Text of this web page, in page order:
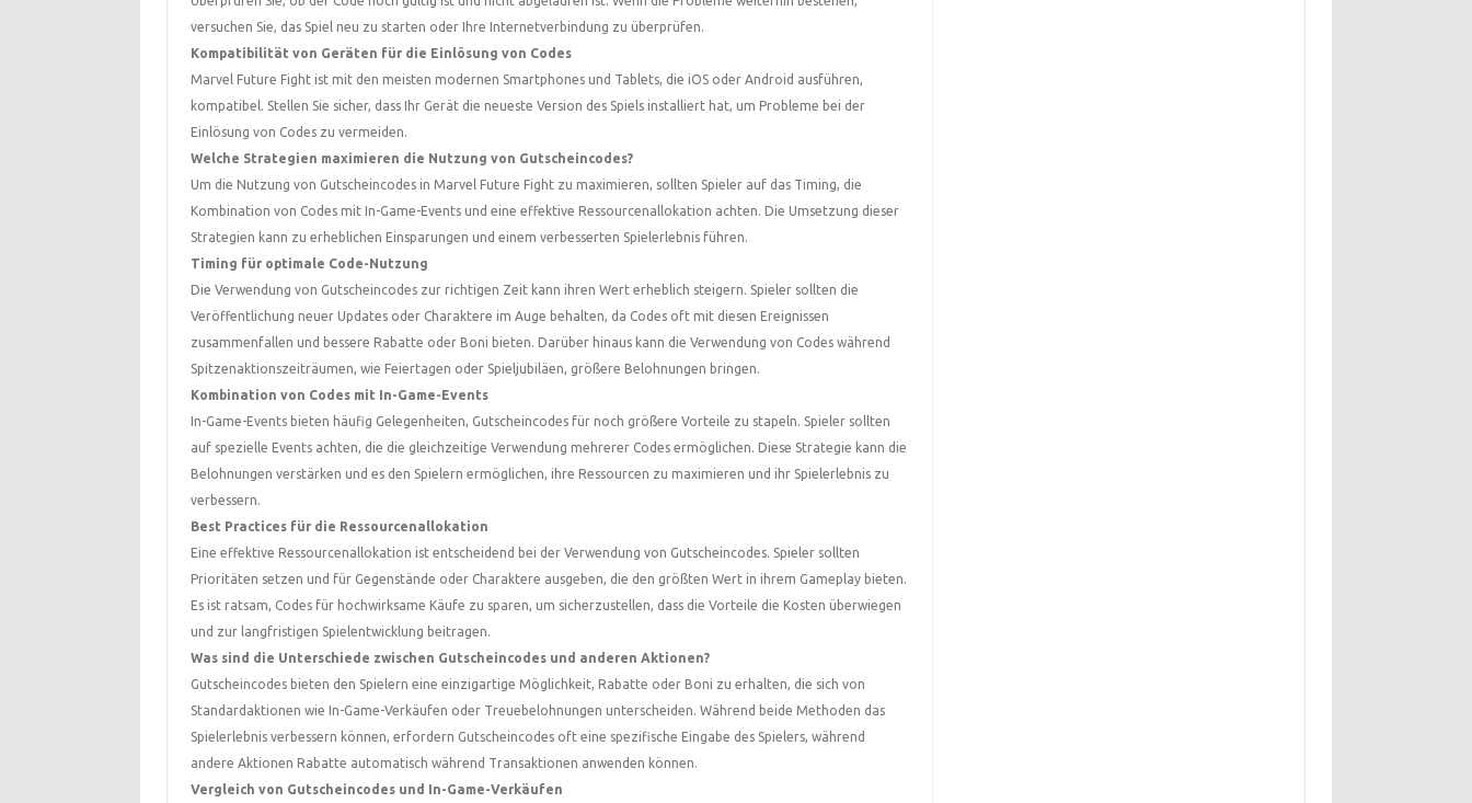
versuchen Sie, das Spiel neu zu starten oder Ihre Internetverbindung zu überprüfen.
Kompatibilität von Geräten für die Einlösung von Codes
Marvel Future Fight ist mit den meisten modernen Smartphones und Tablets, die iOS oder Android ausführen,
kompatibel. Stellen Sie sicher, dass Ihr Gerät die neueste Version des Spiels installiert hat, um Probleme bei der
Einlösung von Codes zu vermeiden.
Welche Strategien maximieren die Nutzung von Gutscheincodes?
Um die Nutzung von Gutscheincodes in Marvel Future Fight zu maximieren, sollten Spieler auf das Timing, die
Kombination von Codes mit In-Game-Events und eine effektive Ressourcenallokation achten. Die Umsetzung dieser
Strategien kann zu erheblichen Einsparungen und einem verbesserten Spielerlebnis führen.
Timing für optimale Code-Nutzung
Die Verwendung von Gutscheincodes zur richtigen Zeit kann ihren Wert erheblich steigern. Spieler sollten die
Veröffentlichung neuer Updates oder Charaktere im Auge behalten, da Codes oft mit diesen Ereignissen
zusammenfallen und bessere Rabatte oder Boni bieten. Darüber hinaus kann die Verwendung von Codes während
Spitzenaktionszeiträumen, wie Feiertagen oder Spieljubiläen, größere Belohnungen bringen.
Kombination von Codes mit In-Game-Events
In-Game-Events bieten häufig Gelegenheiten, Gutscheincodes für noch größere Vorteile zu stapeln. Spieler sollten
auf spezielle Events achten, die die gleichzeitige Verwendung mehrerer Codes ermöglichen. Diese Strategie kann die
Belohnungen verstärken und es den Spielern ermöglichen, ihre Ressourcen zu maximieren und ihr Spielerlebnis zu
verbessern.
Best Practices für die Ressourcenallokation
Eine effektive Ressourcenallokation ist entscheidend bei der Verwendung von Gutscheincodes. Spieler sollten
Prioritäten setzen und für Gegenstände oder Charaktere ausgeben, die den größten Wert in ihrem Gameplay bieten.
Es ist ratsam, Codes für hochwirksame Käufe zu sparen, um sicherzustellen, dass die Vorteile die Kosten überwiegen
und zur langfristigen Spielentwicklung beitragen.
Was sind die Unterschiede zwischen Gutscheincodes und anderen Aktionen?
Gutscheincodes bieten den Spielern eine einzigartige Möglichkeit, Rabatte oder Boni zu erhalten, die sich von
Standardaktionen wie In-Game-Verkäufen oder Treuebelohnungen unterscheiden. Während beide Methoden das
Spielerlebnis verbessern können, erfordern Gutscheincodes oft eine spezifische Eingabe des Spielers, während
andere Aktionen Rabatte automatisch während Transaktionen anwenden können.
Vergleich von Gutscheincodes und In-Game-Verkäufen